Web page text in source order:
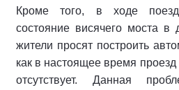
Кроме того, в ходе
состояние висячего моста в
жители просят построить
как в настоящее время
отсутствует. Данная